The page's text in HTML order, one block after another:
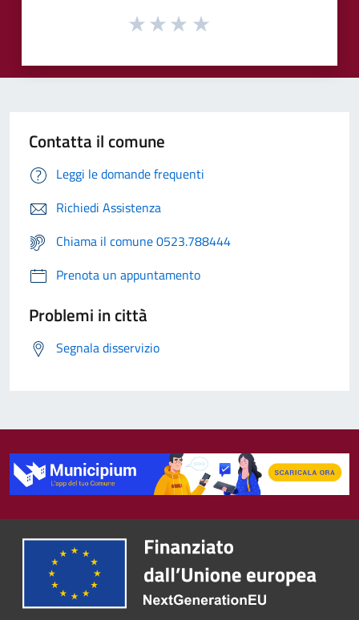
Contatta il comune
Leggi le domande frequenti
Richiedi Assistenza
Chiama il comune 0523.788444
Prenota un appuntamento
Problemi in città
Segnala disservizio